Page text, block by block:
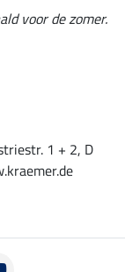
voor de zomer.
1 + 2, D